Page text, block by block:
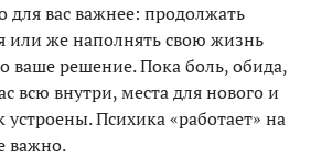
вас важнее: продолжать
или же наполнять свою жизнь
ваше решение. Пока боль, обида,
всю внутри, места для нового и
устроены. Психика «работает» на
важно.